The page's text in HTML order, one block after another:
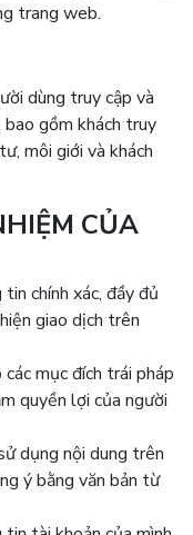
trang web.
dùng truy cập và
gồm khách truy
môi giới và khách
CỦA
chính xác, đầy đủ
giao dịch trên
mục đích trái pháp
quyền lợi của người
dụng nội dung trên
ý bằng văn bản từ